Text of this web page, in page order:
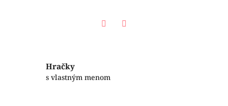
Hračky
s vlastným menom